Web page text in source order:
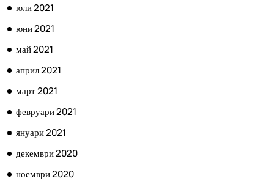
юли 2021
юни 2021
май 2021
април 2021
март 2021
февруари 2021
януари 2021
декември 2020
ноември 2020